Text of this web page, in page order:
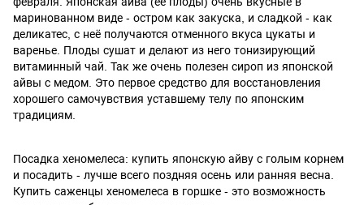
маринованном виде - остром как закуска, и сладкой - как
деликатес, с неё получаются отменного вкуса цукаты и
варенье. Плоды сушат и делают из него тонизирующий
витаминный чай. Так же очень полезен сироп из японской
айвы с медом. Это первое средство для восстановления
хорошего самочувствия уставшему телу по японским
традициям.
Посадка хеномелеса: купить японскую айву с голым корнем
и посадить - лучше всего поздняя осень или ранняя весна.
Купить саженцы хеномелеса в горшке - это возможность